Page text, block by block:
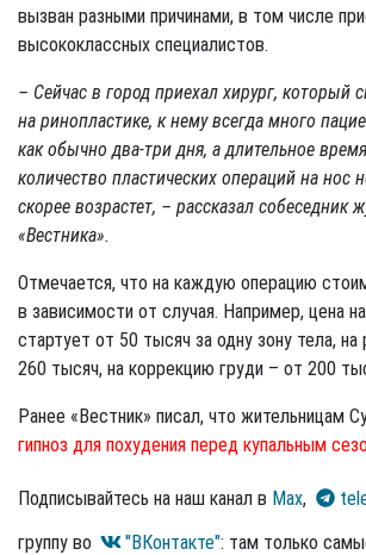
вызван разными причинами, в том числе
высококлассных специалистов.
– Сейчас в город приехал хирург, который
на ринопластике, к нему всегда много
как обычно два-три дня, а длительное
количество пластических операций на нос
скорее возрастет, – рассказал собеседник
«Вестника».
Отмечается, что на каждую операцию
в зависимости от случая. Например, цена
стартует от 50 тысяч за одну зону тела, на
260 тысяч, на коррекцию груди – от 200
Ранее «Вестник» писал, что жительницам
гипноз для похудения перед купальным
Подписывайтесь на наш канал в Max,
группу во
"ВКонтакте": там только